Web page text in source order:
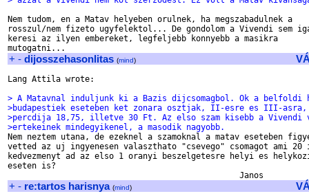
Nem tudom, en a Matav helyeben orulnek, ha megszabadulnek a
rosszul/nem fizeto ugyfelektol... De gondolom a Vivendi sem
keresi az ilyen embereket, legfeljebb konnyebb a masikra
+ - dijosszehasonlitas (mind)
Lang Attila wrote:
> A Matavnal induljunk ki a Bazis dijcsomagbol. Ok a belfoldi
>budapestiek eseteben ket zonara osztjak, II-esre es III-asra,
>percdija 18,75, illetve 30 Ft. Az elso szam kisebb a Vivendi
>ertekeinek mindegyikenel, a masodik nagyobb.
Nem neztem utana, de ezeknel a szamoknal a matav eseteben
vetted az uj ingyenesen valaszthato "csevego" csomagot ami
kedvezmenyt ad az elso 1 oranyi beszelgetesre helyi es
eseten is?
+ - re:tartos harisnya (mind)